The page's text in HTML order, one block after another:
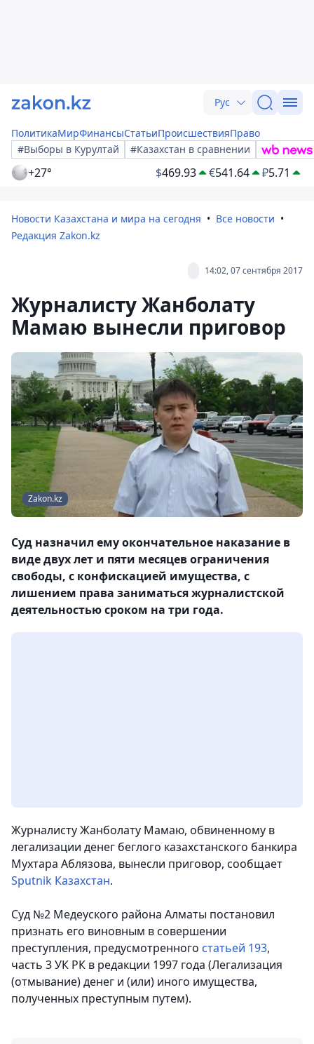
Рус
ПолитикаМирФинансыСтатьиПроисшествияПраво
#Выборы в Курултай
#Казахстан в сравнении
+27° $469.93 €541.64 ₽5.71
Новости Казахстана и мира на сегодня
Все новости
Редакция Zakon.kz
14:02, 07 сентября 2017
Журналисту Жанболату
Мамаю вынесли приговор
Zakon.kz
Cуд назначил ему окончательное наказание в
виде двух лет и пяти месяцев ограничения
свободы, с конфискацией имущества, с
лишением права заниматься журналистской
деятельностью сроком на три года.
Журналисту Жанболату Мамаю, обвиненному в
легализации денег беглого казахстанского банкира
Мухтара Аблязова, вынесли приговор, сообщает
Sputnik Казахстан.
Суд №2 Медеуского района Алматы постановил
признать его виновным в совершении
преступления, предусмотренного статьей 193,
часть 3 УК РК в редакции 1997 года (Легализация
(отмывание) денег и (или) иного имущества,
полученных преступным путем).